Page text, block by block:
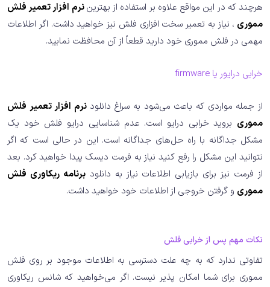
هرچند که در این مواقع علاوه بر استفاده از بهتریننرم افزار تعمیر فلش
مموری ، نیاز به تعمیر سخت افزاری فلش نیز خواهید داشت. اگر اطلاعات
مهمی در فلش مموری خود دارید قطعاً از آن محافظت نمایید.
خرابی درایور یا firmware
از جمله مواردی که باعث می‌شود به سراغ دانلود نرم افزار تعمیر فلش
مموری بروید خرابی درایو است. عدم شناسایی درایو فلش خود یک
مشکل جداگانه با راه حل‌های جداگانه است. این در حالی است که اگر
نتوانید این مشکل را رفع کنید نیاز به فرمت دیسک پیدا خواهید کرد. بعد
از فرمت نیز برای بازیابی اطلاعات نیاز به دانلودبرنامه ریکاوری فلش
مموری و گرفتن خروجی از اطلاعات خود خواهید داشت.
نکات مهم پس از خرابی فلش
تفاوتی ندارد که به چه علت دسترسی به اطلاعات موجود بر روی فلش
مموری برای شما امکان پذیر نیست. اگر می‌خواهید که شانس ریکاوری